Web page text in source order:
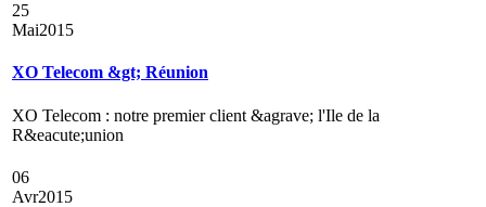
25
Mai2015
XO Telecom &gt; Réunion
XO Telecom : notre premier client &agrave; l'Ile de la
R&eacute;union
06
Avr2015